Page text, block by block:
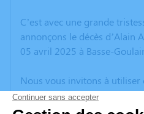
C’est avec une grande
annonçons le décès d’Alain
05 avril 2025 à Basse-
Nous vous invitons à utiliser
vos condoléances, partager
anecdote ou exprimer vos